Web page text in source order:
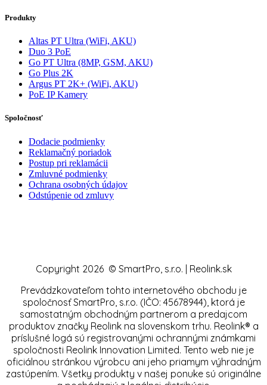
Produkty
Altas PT Ultra (WiFi, AKU)
Duo 3 PoE
Go PT Ultra (8MP, GSM, AKU)
Go Plus 2K
Argus PT 2K+ (WiFi, AKU)
PoE IP Kamery
Spoločnosť
Dodacie podmienky
Reklamačný poriadok
Postup pri reklamácii
Zmluvné podmienky
Ochrana osobných údajov
Odstúpenie od zmluvy
Copyright 2026 © SmartPro, s.r.o. | Reolink.sk
Prevádzkovateľom tohto internetového obchodu je
spoločnosť SmartPro, s.r.o. (IČO: 45678944), ktorá je
samostatným obchodným partnerom a predajcom
produktov značky Reolink na slovenskom trhu. Reolink® a
príslušné logá sú registrovanými ochrannými známkami
spoločnosti Reolink Innovation Limited. Tento web nie je
oficiálnou stránkou výrobcu ani jeho priamym výhradným
zastúpením. Všetky produkty v našej ponuke sú originálne